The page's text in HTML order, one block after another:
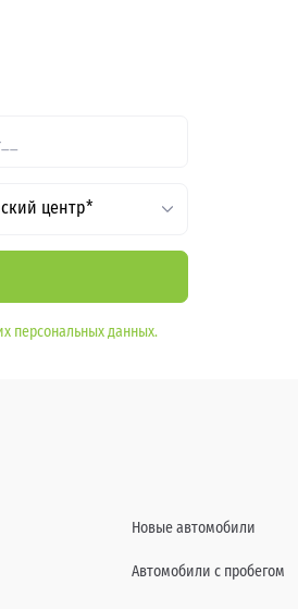
центр*
персональных данных.
Новые автомобили
Автомобили с пробегом